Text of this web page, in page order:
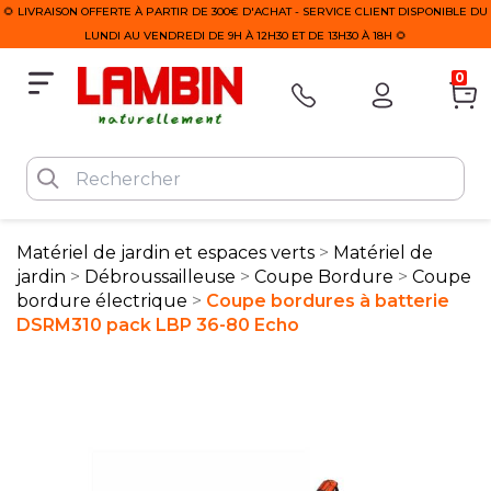
🌻 LIVRAISON OFFERTE À PARTIR DE 300€ D'ACHAT - SERVICE CLIENT DISPONIBLE DU
LUNDI AU VENDREDI DE 9H À 12H30 ET DE 13H30 À 18H 🌻
0
Matériel de jardin et espaces verts
Matériel de
jardin
Débroussailleuse Coupe Bordure
Coupe
bordure électrique
Coupe bordures à batterie
DSRM310 pack LBP 36-80 Echo